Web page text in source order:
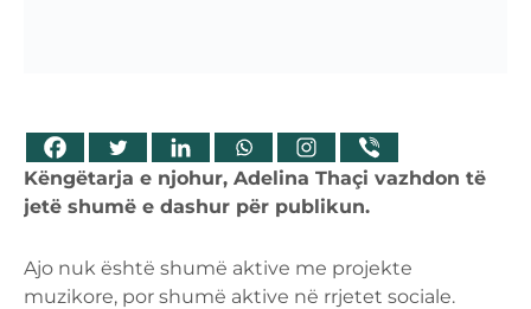
Këngëtarja e njohur, Adelina Thaçi vazhdon të
jetë shumë e dashur për publikun.
Ajo nuk është shumë aktive me projekte
muzikore, por shumë aktive në rrjetet sociale.